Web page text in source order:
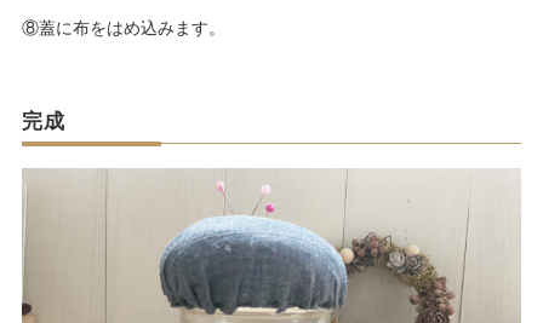
⑧蓋に布をはめ込みます。
完成